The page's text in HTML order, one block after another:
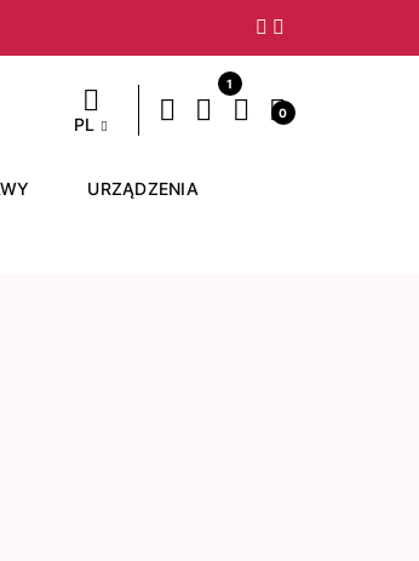
Następny
PL
1
0
URZĄDZENIA